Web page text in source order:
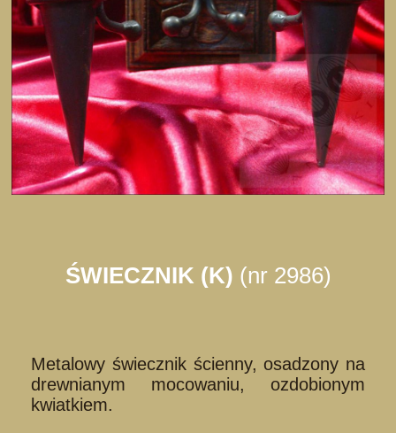
ŚWIECZNIK (K) (nr 2986)
Metalowy świecznik ścienny, osadzony na
drewnianym mocowaniu, ozdobionym
kwiatkiem.